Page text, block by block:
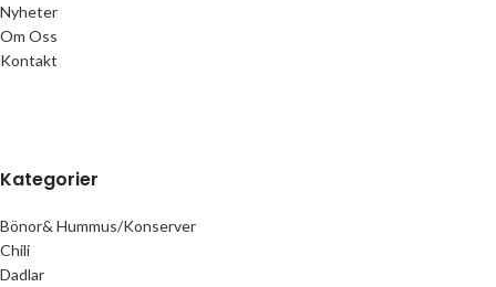
Nyheter
Om Oss
Kontakt
Kategorier
Bönor& Hummus/Konserver
Chili
Dadlar